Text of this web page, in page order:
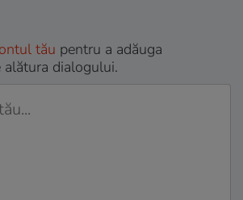
tău pentru a adăuga
dialogului.